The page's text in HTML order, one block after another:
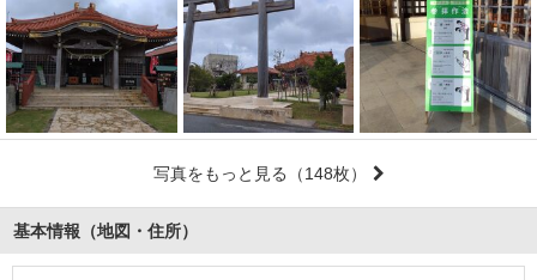
写真をもっと見る （148枚）
基本情報（地図・住所）